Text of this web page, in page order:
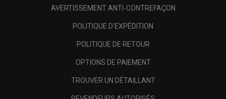
AVERTISSEMENT ANTI-CONTREFAÇON
POLITIQUE D'EXPÉDITION
POLITIQUE DE RETOUR
OPTIONS DE PAIEMENT
TROUVER UN DÉTAILLANT